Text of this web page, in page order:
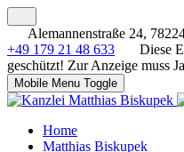
Alemannenstraße 24,
+49 179 21 48 633
Diese
geschützt! Zur Anzeige muss
Mobile Menu Toggle
Home
Matthias Biskupek